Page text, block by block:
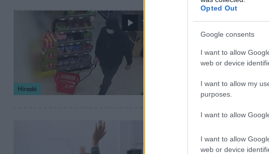
Opted Out
Google consents
I want to allow
web or device
I want to allow my
purposes.
I want to allow
I want to allow
web or device
1:52
Híradó
Trafik,
Négy napon belül három
gyógyszertárból és egy
Vizsga közben